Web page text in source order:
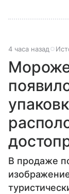
4 часа назад
В продаже